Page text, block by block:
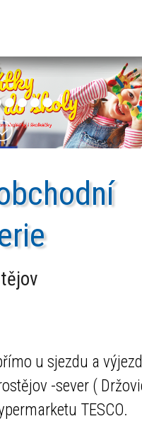
u sjezdu a
-sever (
TESCO.